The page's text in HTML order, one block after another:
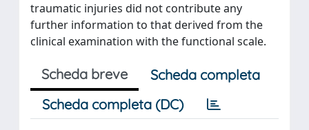
traumatic injuries did not contribute any
further information to that derived from the
clinical examination with the functional scale.
Scheda breve
Scheda completa
Scheda completa (DC)